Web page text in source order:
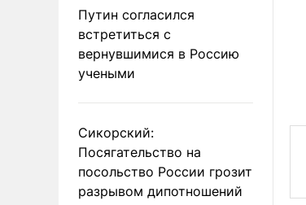
Путин согласился
встретиться с
вернувшимися в Россию
учеными
Сикорский:
Посягательство на
посольство России грозит
разрывом дипотношений